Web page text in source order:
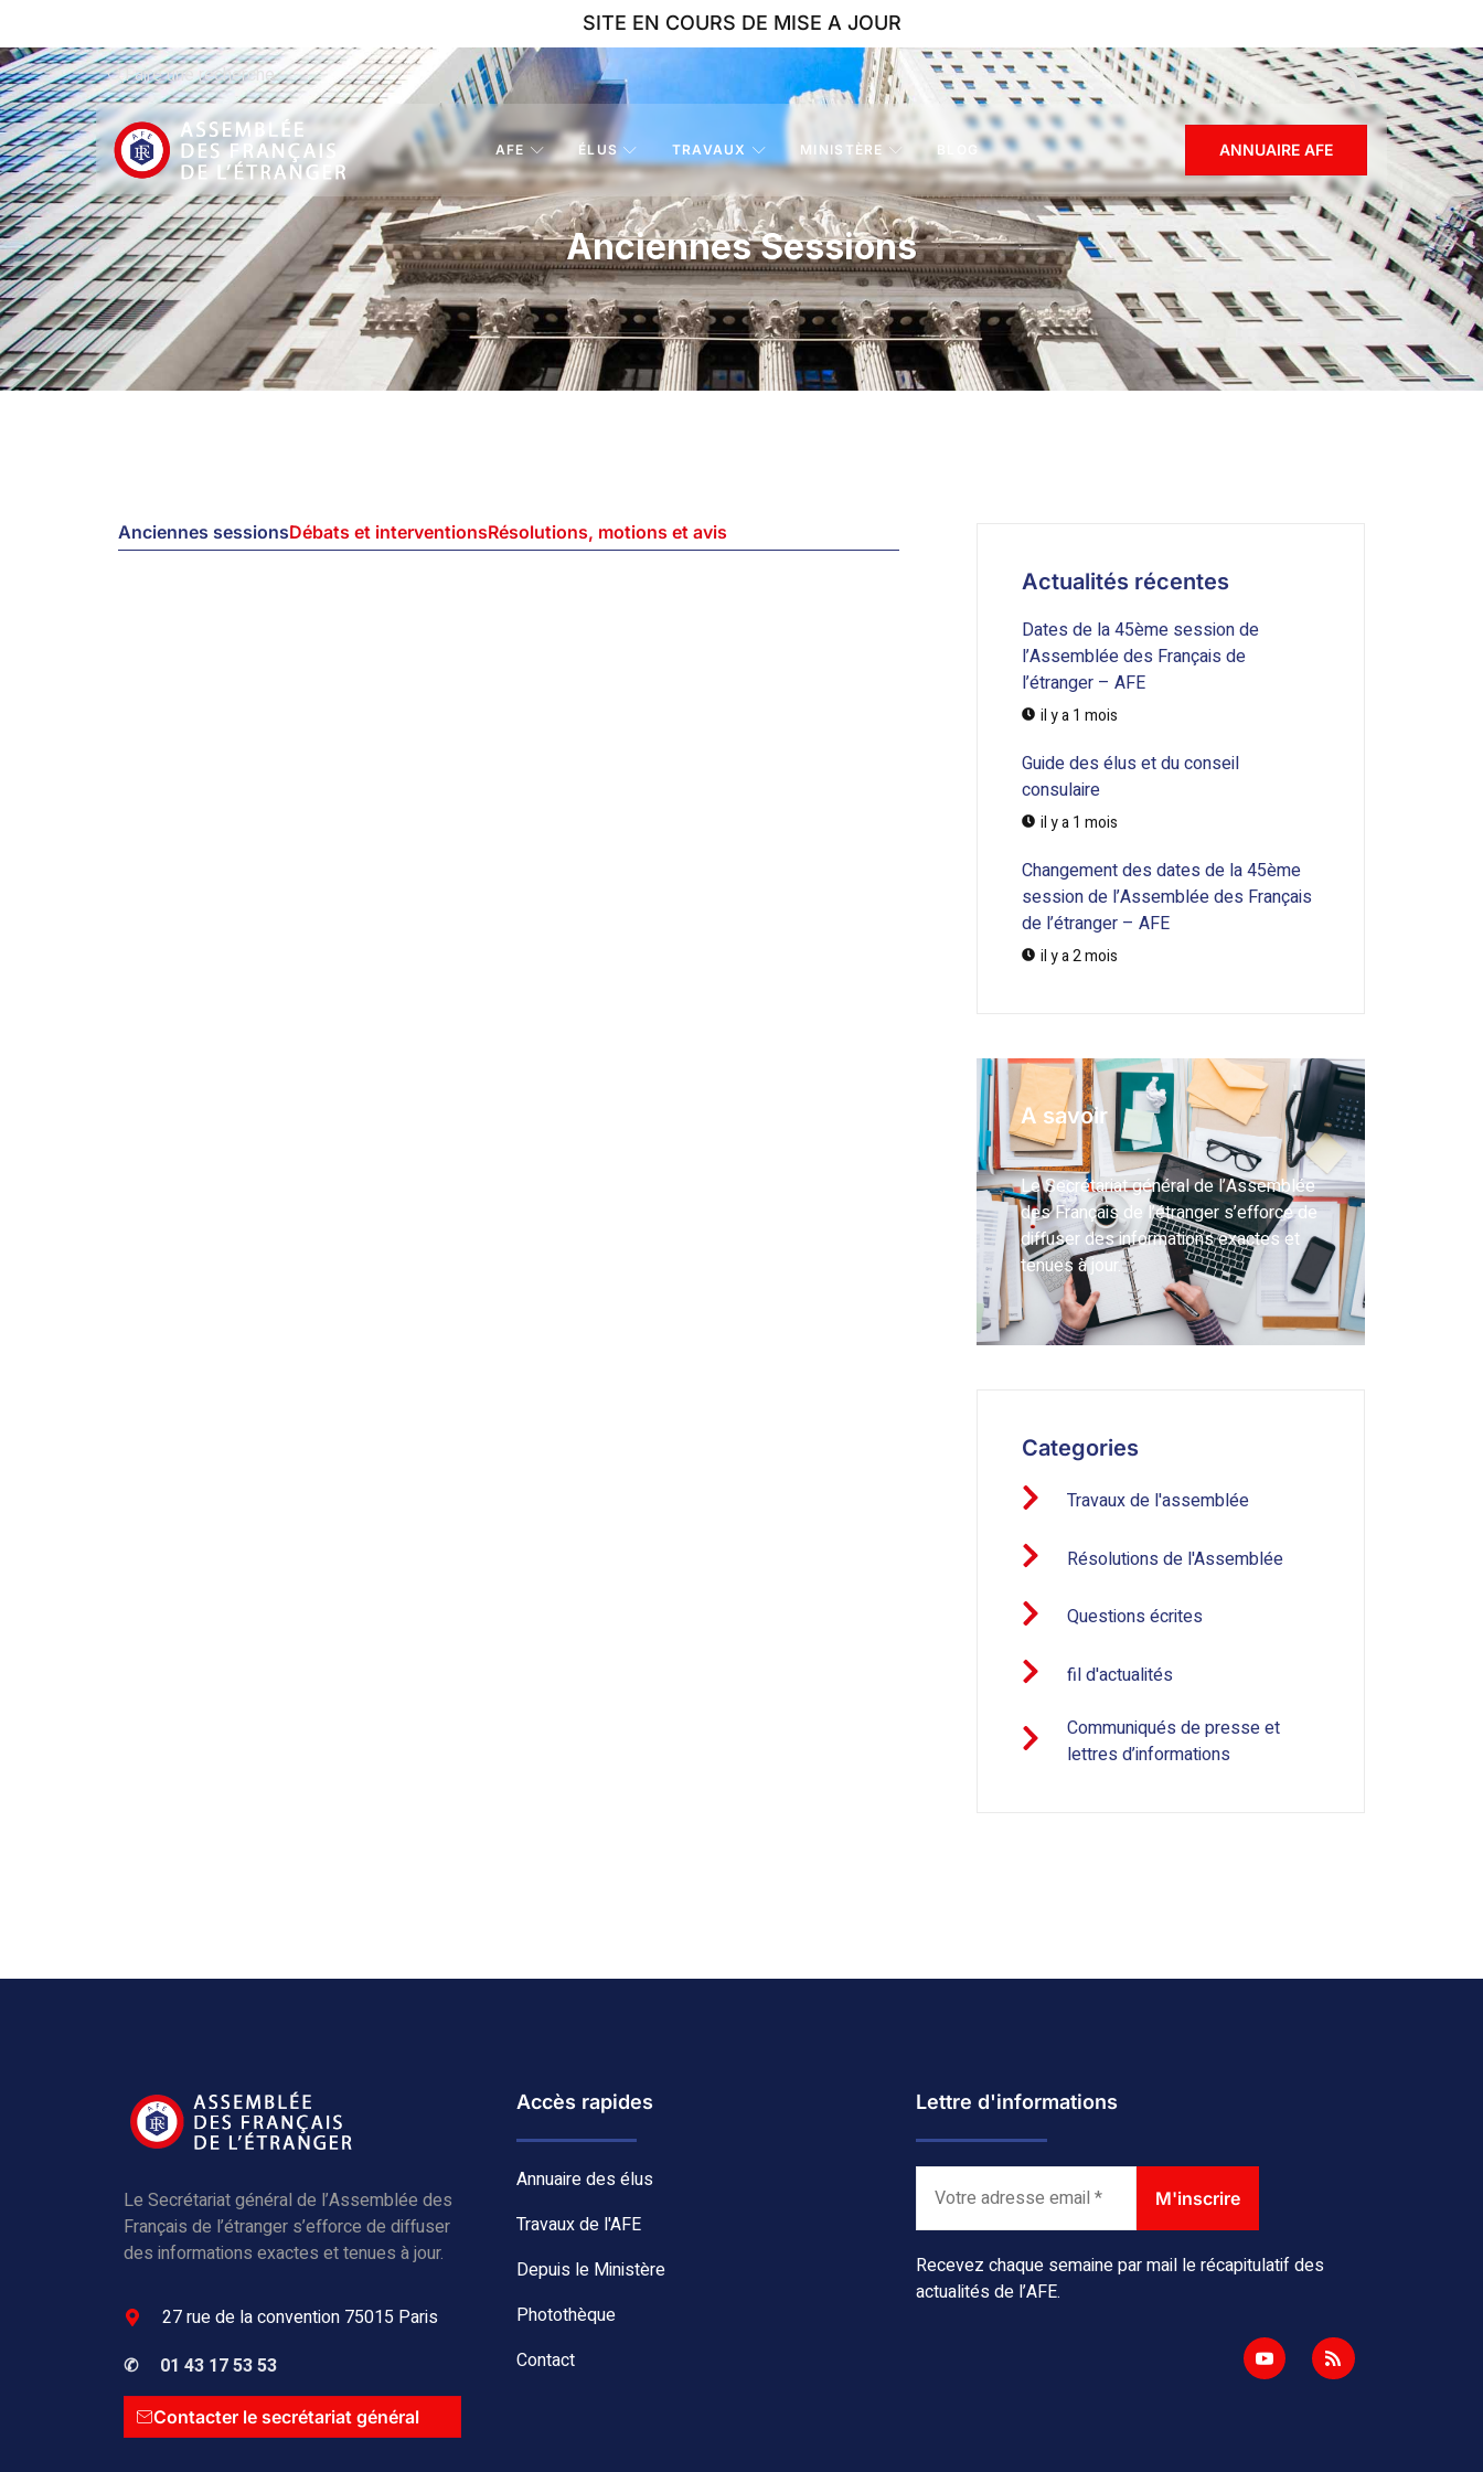
SITE EN COURS DE MISE A JOUR
Faire une recherche
AFE ÉLUS TRAVAUX MINISTÈRE BLOG ANNUAIRE AFE
Anciennes Sessions
Anciennes sessionsDébats et interventionsRésolutions, motions et avis
Actualités récentes
Dates de la 45ème session de
l’Assemblée des Français de
l’étranger – AFE
il y a 1 mois
Guide des élus et du conseil
consulaire
il y a 1 mois
Changement des dates de la 45ème
session de l’Assemblée des Français
de l’étranger – AFE
il y a 2 mois
A savoir
Le Secrétariat général de l’Assemblée
des Français de l’étranger s’efforce de
diffuser des informations exactes et
tenues à jour.
Categories
Travaux de l'assemblée
Résolutions de l'Assemblée
Questions écrites
fil d'actualités
Communiqués de presse et
lettres d’informations
Le Secrétariat général de l’Assemblée des
Français de l’étranger s’efforce de diffuser
des informations exactes et tenues à jour.
27 rue de la convention 75015 Paris
✆01 43 17 53 53
Contacter le secrétariat général
Accès rapides
Annuaire des élus
Travaux de l'AFE
Depuis le Ministère
Photothèque
Contact
Lettre d'informations
Recevez chaque semaine par mail le récapitulatif des
actualités de l’AFE.